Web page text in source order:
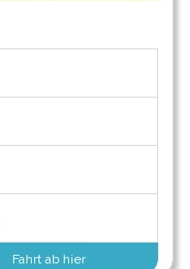
Fahrt ab hier